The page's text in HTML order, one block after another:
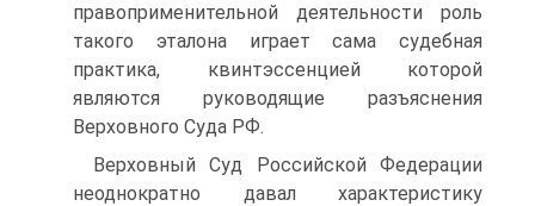
правоприменительной деятельности роль
такого эталона играет сама судебная
практика, квинтэссенцией которой
являются руководящие разъяснения
Верховного Суда РФ.
Верховный Суд Российской Федерации
неоднократно давал характеристику